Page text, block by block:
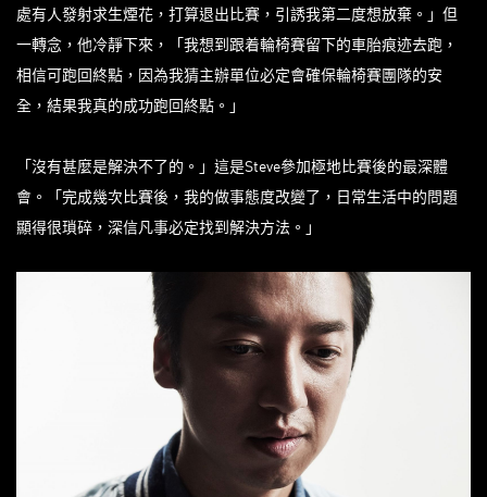
處有人發射求生煙花，打算退出比賽，引誘我第二度想放棄。」但
一轉念，他冷靜下來，「我想到跟着輪椅賽留下的車胎痕迹去跑，
相信可跑回終點，因為我猜主辦單位必定會確保輪椅賽團隊的安
全，結果我真的成功跑回終點。」
「沒有甚麼是解決不了的。」這是Steve參加極地比賽後的最深體
會。「完成幾次比賽後，我的做事態度改變了，日常生活中的問題
顯得很瑣碎，深信凡事必定找到解決方法。」